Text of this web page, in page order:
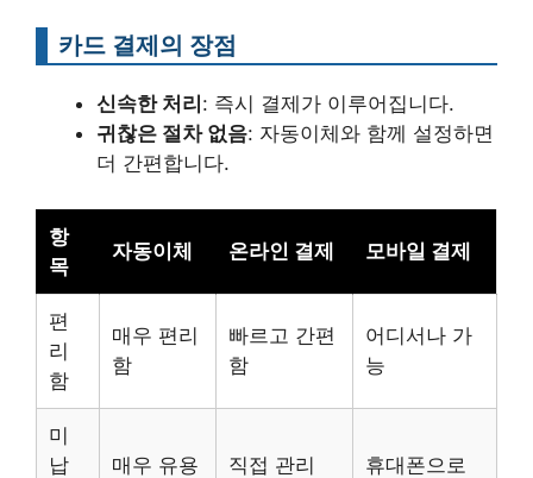
카드 결제의 장점
신속한 처리 : 즉시 결제가 이루어집니다.
귀찮은 절차 없음: 자동이체와 함께 설정하면
더 간편합니다.
항
목
자동이체 온라인 결제 모바일 결제
편
리
함
매우 편리
함
빠르고 간편
함
어디서나 가
능
미
납
매우 유용
직접 관리
휴대폰으로